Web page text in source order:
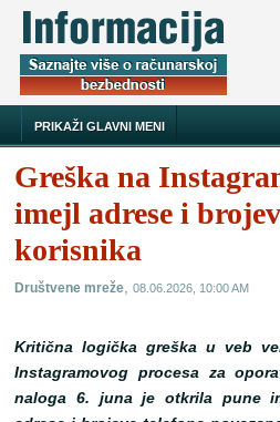
PRIKAŽI GLAVNI MENI
Greška na
imejl adrese i
korisnika
Društvene mreže,08.06.2026, 10:00 AM
Kritična logička greška u veb
Instagramovog procesa za
naloga 6. juna je otkrila pune